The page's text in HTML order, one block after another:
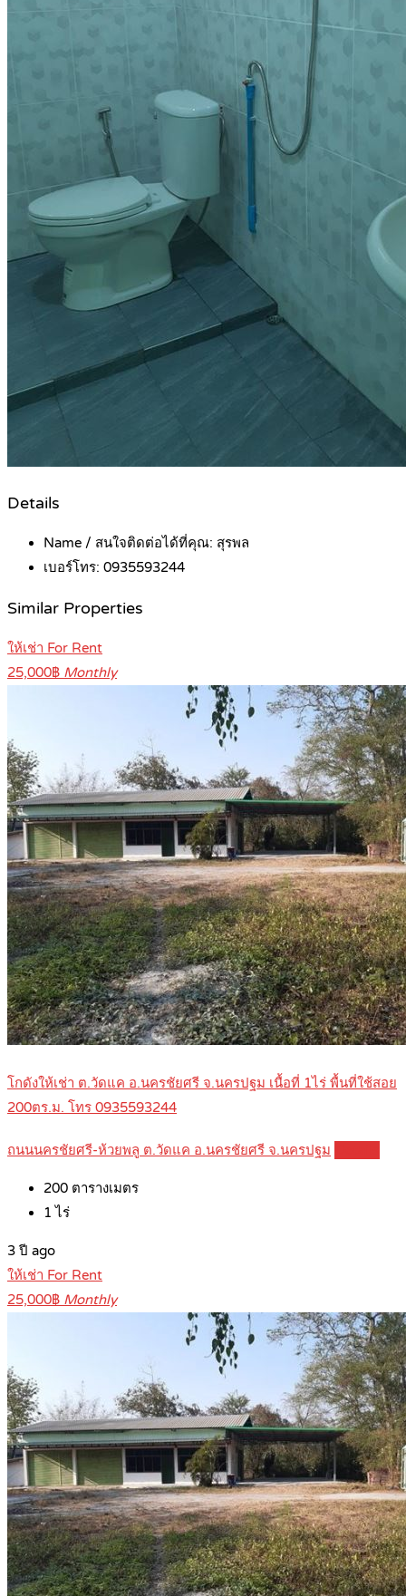
Details
Name / สนใจติดต่อได้ที่คุณ: สุรพล
เบอร์โทร: 0935593244
Similar Properties
ให้เช่า For Rent
25,000฿ Monthly
โกดังให้เช่า ต.วัดแค อ.นครชัยศรี จ.นครปฐม เนื้อที่ 1ไร่ พื้นที่ใช้สอย
200ตร.ม. โทร 0935593244
ถนนนครชัยศรี-ห้วยพลู ต.วัดแค อ.นครชัยศรี จ.นครปฐม
200 ตารางเมตร
1 ไร่
3 ปี ago
ให้เช่า For Rent
25,000฿ Monthly